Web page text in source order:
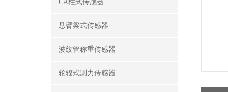
CA柱式传感器
悬臂梁式传感器
波纹管称重传感器
轮辐式测力传感器